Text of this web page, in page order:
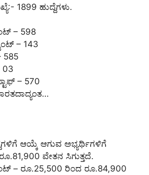
1899 ಹುದ್ದೆಗಳು.
– 598
– 143
585
– 570
ಆಯ್ಕೆ ಆಗುವ ಅಭ್ಯರ್ಥಿಗಳಿಗೆ
ವೇತನ ಸಿಗುತ್ತದೆ.
– ರೂ.25,500 ರಿಂದ ರೂ.84,900